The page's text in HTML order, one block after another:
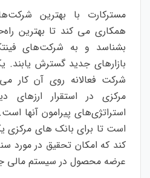
مسترکارت با بهترین
همکاری می کند تا بهترین
بشناسد و به شرکت‌های
بازارهای جدید گسترش یابند.
شرکت فعالانه روی آن کار
مرکزی در استقرار ارزهای
استراتژی‌های پیرامون آنها
است تا برای بانک های مرکزی
کند که امکان تحقیق در مورد
عرضه محصول در سیستم مالی